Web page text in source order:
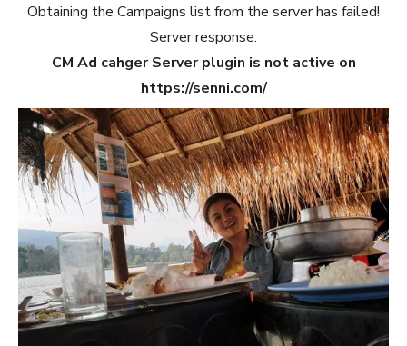
Obtaining the Campaigns list from the server has failed!
Server response:
CM Ad cahger Server plugin is not active on
https://senni.com/